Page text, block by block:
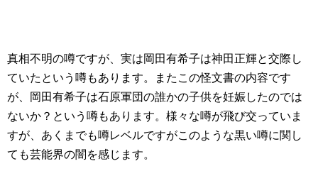
真相不明の噂ですが、実は岡田有希子は神田正輝と交際し
ていたという噂もあります。またこの怪文書の内容です
が、岡田有希子は石原軍団の誰かの子供を妊娠したのでは
ないか？という噂もあります。様々な噂が飛び交っていま
すが、あくまでも噂レベルですがこのような黒い噂に関し
ても芸能界の闇を感じます。